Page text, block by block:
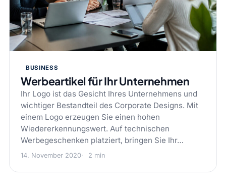
BUSINESS
Werbeartikel für Ihr Unternehmen
Ihr Logo ist das Gesicht Ihres Unternehmens und
wichtiger Bestandteil des Corporate Designs. Mit
einem Logo erzeugen Sie einen hohen
Wiedererkennungswert. Auf technischen
Werbegeschenken platziert, bringen Sie Ihr…
14. November 2020 2 min